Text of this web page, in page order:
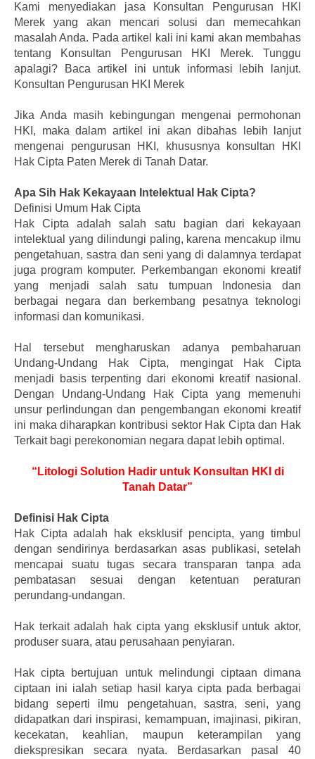
Kami menyediakan jasa Konsultan Pengurusan HKI
Merek yang akan mencari solusi dan memecahkan
masalah Anda. Pada artikel kali ini kami akan membahas
tentang Konsultan Pengurusan HKI Merek. Tunggu
apalagi? Baca artikel ini untuk informasi lebih lanjut.
Konsultan Pengurusan HKI Merek
Jika Anda masih kebingungan mengenai permohonan
HKI, maka dalam artikel ini akan dibahas lebih lanjut
mengenai pengurusan HKI, khususnya konsultan HKI
Hak Cipta Paten Merek di Tanah Datar.
Apa Sih Hak Kekayaan Intelektual Hak Cipta?
Definisi Umum Hak Cipta
Hak Cipta adalah salah satu bagian dari kekayaan
intelektual yang dilindungi paling, karena mencakup ilmu
pengetahuan, sastra dan seni yang di dalamnya terdapat
juga program komputer. Perkembangan ekonomi kreatif
yang menjadi salah satu tumpuan Indonesia dan
berbagai negara dan berkembang pesatnya teknologi
informasi dan komunikasi.
Hal tersebut mengharuskan adanya pembaharuan
Undang-Undang Hak Cipta, mengingat Hak Cipta
menjadi basis terpenting dari ekonomi kreatif nasional.
Dengan Undang-Undang Hak Cipta yang memenuhi
unsur perlindungan dan pengembangan ekonomi kreatif
ini maka diharapkan kontribusi sektor Hak Cipta dan Hak
Terkait bagi perekonomian negara dapat lebih optimal.
“Litologi Solution Hadir untuk Konsultan HKI di
Tanah Datar”
Definisi Hak Cipta
Hak Cipta adalah hak eksklusif pencipta, yang timbul
dengan sendirinya berdasarkan asas publikasi, setelah
mencapai suatu tugas secara transparan tanpa ada
pembatasan sesuai dengan ketentuan peraturan
perundang-undangan.
Hak terkait adalah hak cipta yang eksklusif untuk aktor,
produser suara, atau perusahaan penyiaran.
Hak cipta bertujuan untuk melindungi ciptaan dimana
ciptaan ini ialah setiap hasil karya cipta pada berbagai
bidang seperti ilmu pengetahuan, sastra, seni, yang
didapatkan dari inspirasi, kemampuan, imajinasi, pikiran,
kecekatan, keahlian, maupun keterampilan yang
diekspresikan secara nyata. Berdasarkan pasal 40